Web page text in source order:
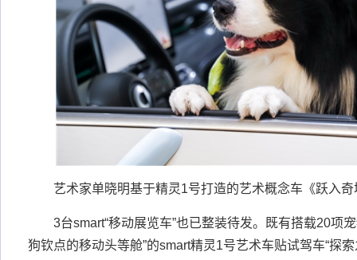
艺术家单晓明基于精灵1号打造的艺术概念车《跃入
3台smart“移动展览车”也已整装待发。既有搭载20项
狗钦点的移动头等舱”的smart精灵1号艺术车贴试驾车“探